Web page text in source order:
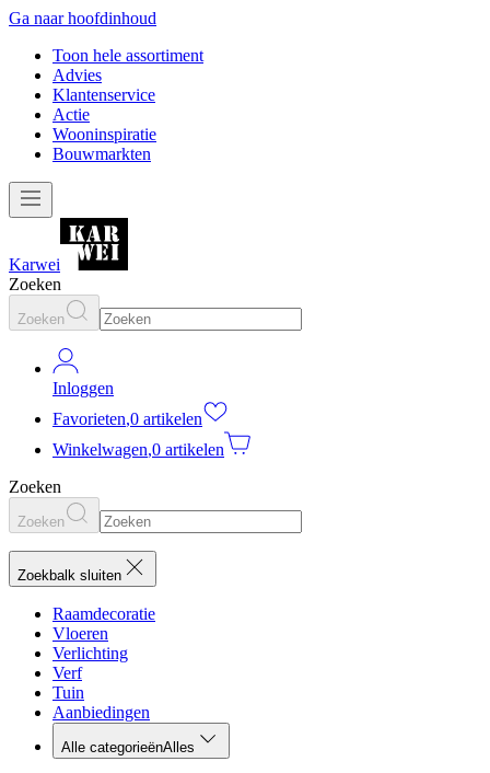
Ga naar hoofdinhoud
Toon hele assortiment
Advies
Klantenservice
Actie
Wooninspiratie
Bouwmarkten
Karwei
Zoeken
Zoeken
Inloggen
Favorieten,0 artikelen
Winkelwagen,0 artikelen
Zoeken
Zoeken
Zoekbalk sluiten
Raamdecoratie
Vloeren
Verlichting
Verf
Tuin
Aanbiedingen
Alle categorieënAlles